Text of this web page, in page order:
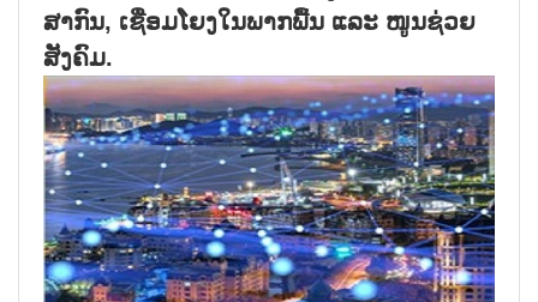
ສາກົນ, ເຊື່ອມໂຍງໃນພາກພື້ນ ແລະ ໜູນຊ່ວຍ
ສັງຄົມ.